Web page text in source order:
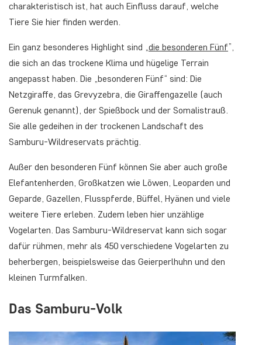
charakteristisch ist, hat auch Einfluss darauf, welche
Tiere Sie hier finden werden.
Ein ganz besonderes Highlight sind „ die besonderen Fünf”,
die sich an das trockene Klima und hügelige Terrain
angepasst haben. Die „besonderen Fünf“ sind: Die
Netzgiraffe, das Grevyzebra, die Giraffengazelle (auch
Gerenuk genannt), der Spießbock und der Somalistrauß.
Sie alle gedeihen in der trockenen Landschaft des
Samburu-Wildreservats prächtig.
Außer den besonderen Fünf können Sie aber auch große
Elefantenherden, Großkatzen wie Löwen, Leoparden und
Geparde, Gazellen, Flusspferde, Büffel, Hyänen und viele
weitere Tiere erleben. Zudem leben hier unzählige
Vogelarten. Das Samburu-Wildreservat kann sich sogar
dafür rühmen, mehr als 450 verschiedene Vogelarten zu
beherbergen, beispielsweise das Geierperlhuhn und den
kleinen Turmfalken.
Das Samburu-Volk